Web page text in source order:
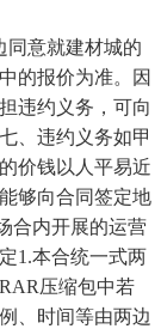
同意就建材城的
的报价为准。因
违约义务，可向
、违约义务如甲
价钱以人平易近
够向合同签定地
合内开展的运营
1.本合统一式两
压缩包中若
、时间等由两边